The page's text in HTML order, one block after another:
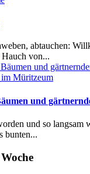
abtauchen:
von...
und
und so langsam
bunten...